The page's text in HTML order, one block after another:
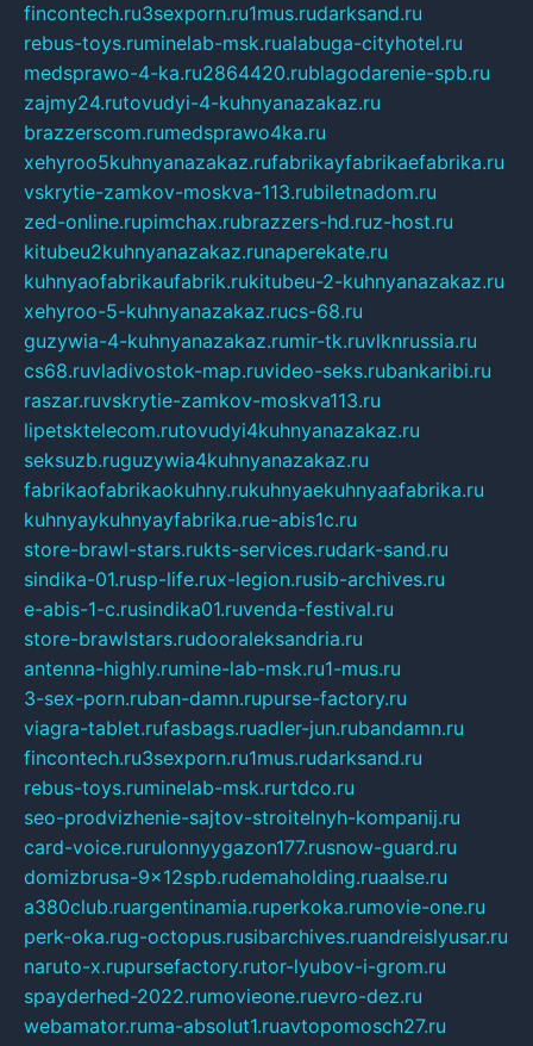
fincontech.ru3sexporn.ru1mus.rudarksand.ru
rebus-toys.ruminelab-msk.rualabuga-cityhotel.ru
medsprawo-4-ka.ru2864420.rublagodarenie-spb.ru
zajmy24.rutovudyi-4-kuhnyanazakaz.ru
brazzerscom.rumedsprawo4ka.ru
xehyroo5kuhnyanazakaz.rufabrikayfabrikaefabrika.ru
vskrytie-zamkov-moskva-113.rubiletnadom.ru
zed-online.rupimchax.rubrazzers-hd.ruz-host.ru
kitubeu2kuhnyanazakaz.runaperekate.ru
kuhnyaofabrikaufabrik.rukitubeu-2-kuhnyanazakaz.ru
xehyroo-5-kuhnyanazakaz.rucs-68.ru
guzywia-4-kuhnyanazakaz.rumir-tk.ruvlknrussia.ru
cs68.ruvladivostok-map.ruvideo-seks.rubankaribi.ru
raszar.ruvskrytie-zamkov-moskva113.ru
lipetsktelecom.rutovudyi4kuhnyanazakaz.ru
seksuzb.ruguzywia4kuhnyanazakaz.ru
fabrikaofabrikaokuhny.rukuhnyaekuhnyaafabrika.ru
kuhnyaykuhnyayfabrika.rue-abis1c.ru
store-brawl-stars.rukts-services.rudark-sand.ru
sindika-01.rusp-life.rux-legion.rusib-archives.ru
e-abis-1-c.rusindika01.ruvenda-festival.ru
store-brawlstars.rudooraleksandria.ru
antenna-highly.rumine-lab-msk.ru1-mus.ru
3-sex-porn.ruban-damn.rupurse-factory.ru
viagra-tablet.rufasbags.ruadler-jun.rubandamn.ru
fincontech.ru3sexporn.ru1mus.rudarksand.ru
rebus-toys.ruminelab-msk.rurtdco.ru
seo-prodvizhenie-sajtov-stroitelnyh-kompanij.ru
card-voice.rurulonnyygazon177.rusnow-guard.ru
domizbrusa-9x12spb.rudemaholding.ruaalse.ru
a380club.ruargentinamia.ruperkoka.rumovie-one.ru
perk-oka.rug-octopus.rusibarchives.ruandreislyusar.ru
naruto-x.rupursefactory.rutor-lyubov-i-grom.ru
spayderhed-2022.rumovieone.ruevro-dez.ru
webamator.ruma-absolut1.ruavtopomosch27.ru